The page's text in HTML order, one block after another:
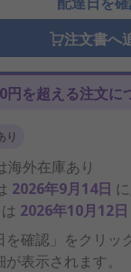
注文書へ
円を超える注文に
り
海外在庫あり
2026年9月14日
は 2026年10月12日
を確認」をクリ
表示されます。